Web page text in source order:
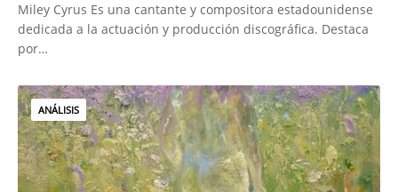
Miley Cyrus Es una cantante y compositora estadounidense
dedicada a la actuación y producción discográfica. Destaca
por…
ANÁLISIS